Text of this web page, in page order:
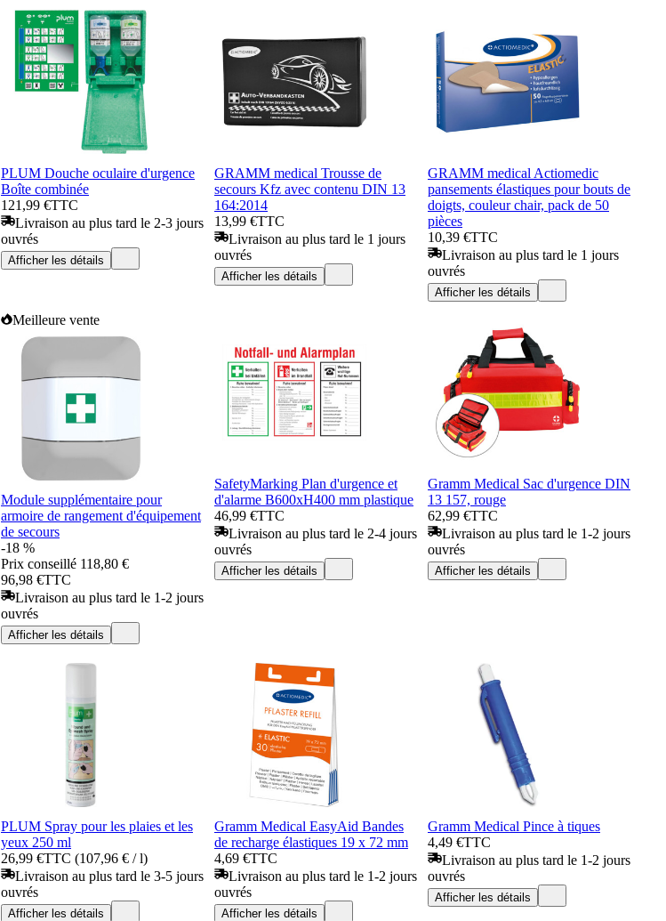
PLUM Douche oculaire d'urgence
Boîte combinée
121,99 €TTC
Livraison au plus tard le 2-3 jours
ouvrés
Afficher les détails
GRAMM medical Trousse de
secours Kfz avec contenu DIN 13
164:2014
13,99 €TTC
Livraison au plus tard le 1 jours
ouvrés
Afficher les détails
GRAMM medical Actiomedic
pansements élastiques pour bouts de
doigts, couleur chair, pack de 50
pièces
10,39 €TTC
Livraison au plus tard le 1 jours
ouvrés
Afficher les détails
Meilleure vente
Module supplémentaire pour
armoire de rangement d'équipement
de secours
-18 %
Prix conseillé 118,80 €
96,98 €TTC
Livraison au plus tard le 1-2 jours
ouvrés
Afficher les détails
SafetyMarking Plan d'urgence et
d'alarme B600xH400 mm plastique
46,99 €TTC
Livraison au plus tard le 2-4 jours
ouvrés
Afficher les détails
Gramm Medical Sac d'urgence DIN
13 157, rouge
62,99 €TTC
Livraison au plus tard le 1-2 jours
ouvrés
Afficher les détails
PLUM Spray pour les plaies et les
yeux 250 ml
26,99 €TTC (107,96 € / l)
Livraison au plus tard le 3-5 jours
ouvrés
Afficher les détails
Gramm Medical EasyAid Bandes
de recharge élastiques 19 x 72 mm
4,69 €TTC
Livraison au plus tard le 1-2 jours
ouvrés
Afficher les détails
Gramm Medical Pince à tiques
4,49 €TTC
Livraison au plus tard le 1-2 jours
ouvrés
Afficher les détails